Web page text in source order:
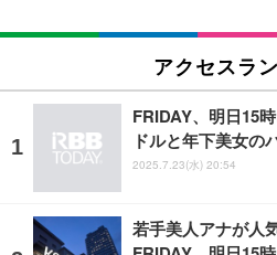
アクセスラ
FRIDAY、明日15
ドルと年下美女の
2025.7.23(水) 20:54
若手美人アナが人